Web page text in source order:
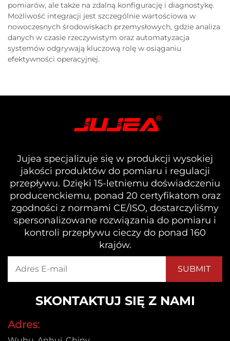
pomiarów, ale także na zdalną konfigurację i diagnostykę.
Możliwość integracji jest szczególnie wartościowa w
nowoczesnych środowiskach przemysłowych, gdzie analiza
danych w czasie rzeczywistym oraz automatyzacja
systemów odgrywają kluczową rolę w osiąganiu
efektywności operacyjnej.
Jujea specjalizuje się w produkcji wysokiej
jakości produktów do pomiaru i regulacji
przepływu. Dzięki 15-letniemu doświadczeniu
producenckiemu, ponad 20 certyfikatom oraz
zgodności z normami CE/ISO, dostarczyliśmy
spersonalizowane rozwiązania do pomiaru i
kontroli przepływu cieczy do ponad 160
krajów.
SKONTAKTUJ SIĘ Z NAMI
Adres: